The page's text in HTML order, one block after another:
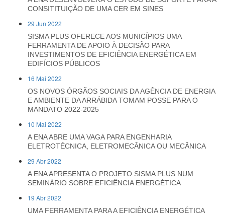
CONSITITUIÇÃO DE UMA CER EM SINES
29 Jun 2022
SISMA PLUS OFERECE AOS MUNICÍPIOS UMA
FERRAMENTA DE APOIO À DECISÃO PARA
INVESTIMENTOS DE EFICIÊNCIA ENERGÉTICA EM
EDIFÍCIOS PÚBLICOS
16 Mai 2022
OS NOVOS ÓRGÃOS SOCIAIS DA AGÊNCIA DE ENERGIA
E AMBIENTE DA ARRÁBIDA TOMAM POSSE PARA O
MANDATO 2022-2025
10 Mai 2022
A ENA ABRE UMA VAGA PARA ENGENHARIA
ELETROTÉCNICA, ELETROMECÂNICA OU MECÂNICA
29 Abr 2022
A ENA APRESENTA O PROJETO SISMA PLUS NUM
SEMINÁRIO SOBRE EFICIÊNCIA ENERGÉTICA
19 Abr 2022
UMA FERRAMENTA PARA A EFICIÊNCIA ENERGÉTICA